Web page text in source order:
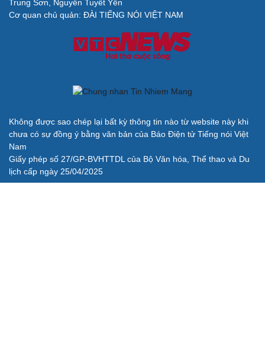
Trung Sơn, Nguyễn Tuyết Yến
Cơ quan chủ quản: ĐÀI TIẾNG NÓI VIỆT NAM
Không được sao chép lại bất kỳ thông tin nào từ website này khi
chưa có sự đồng ý bằng văn bản của Báo Điện tử Tiếng nói Việt
Nam
Giấy phép số 27/GP-BVHTTDL của Bộ Văn hóa, Thể thao và Du
lịch cấp ngày 25/04/2025